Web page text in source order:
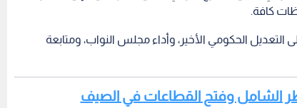
كافة.
ركز موضوع استطلاع نبض الشارع الأردني-27 على التعديل الحكومي الأخير، وأداء مجلس النواب، ومتابعة
الشامل وفتح القطاعات في الصيف